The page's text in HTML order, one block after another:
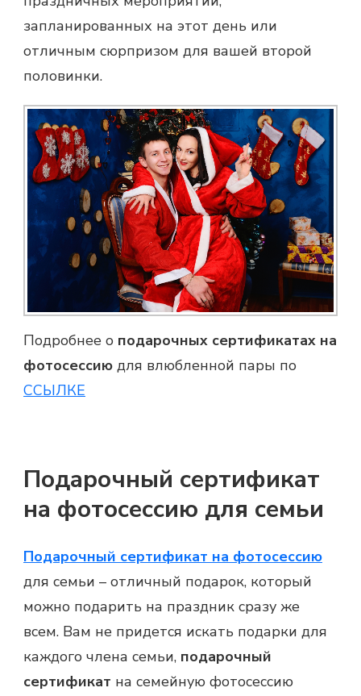
запланированных на этот день или
отличным сюрпризом для вашей второй
половинки.
Подробнее о подарочных сертификатах на
фотосессию для влюбленной пары по
ССЫЛКЕ
Подарочный сертификат
на фотосессию для семьи
Подарочный сертификат на фотосессию
для семьи – отличный подарок, который
можно подарить на праздник сразу же
всем. Вам не придется искать подарки для
каждого члена семьи, подарочный
сертификат на семейную фотосессию